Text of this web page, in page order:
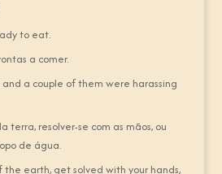
to eat.
a comer.
and a couple of them were harassing
terra, resolver-se com as mãos, ou
de água.
the earth, get solved with your hands,